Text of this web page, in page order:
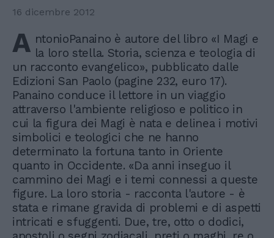
16 dicembre 2012
A ntonioPanaino è autore del libro «I Magi e
la loro stella. Storia, scienza e teologia di
un racconto evangelico», pubblicato dalle
Edizioni San Paolo (pagine 232, euro 17).
Panaino conduce il lettore in un viaggio
attraverso l'ambiente religioso e politico in
cui la figura dei Magi è nata e delinea i motivi
simbolici e teologici che ne hanno
determinato la fortuna tanto in Oriente
quanto in Occidente. «Da anni inseguo il
cammino dei Magi e i temi connessi a queste
figure. La loro storia - racconta l'autore - è
stata e rimane gravida di problemi e di aspetti
intricati e sfuggenti. Due, tre, otto o dodici,